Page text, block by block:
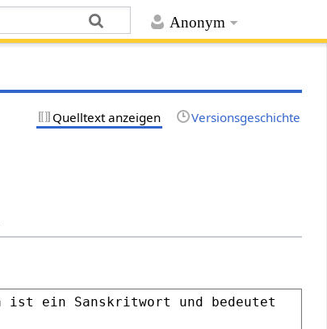
Anonym
Quelltext anzeigen Versionsgeschichte